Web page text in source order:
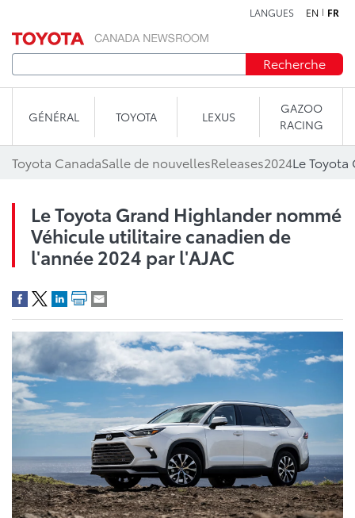
LANGUES EN FR
Recherche
GÉNÉRAL TOYOTA LEXUS
GAZOO
RACING
Toyota CanadaSalle de nouvellesReleases2024
Le Toyota Grand Highlander nommé
Véhicule utilitaire canadien de
l'année 2024 par l'AJAC